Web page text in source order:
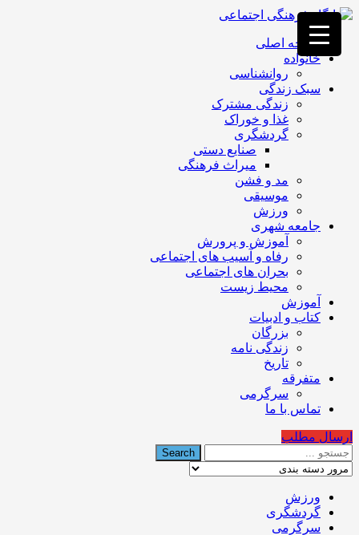
فصد
خون
غرب
تهران
خشکشویی
تصفیه
تهران
صفحه اصلی
خانواده
روانشناسی
سبک زندگی
زندگی مشترک
غذا و خوراک
گردشگری
صنایع دستی
میراث فرهنگی
مد و فشن
موسیقی
ورزش
جامعه شهری
آموزش و پرورش
رفاه و آسیب های اجتماعی
بحران های اجتماعی
محیط زیست
آموزش
کتاب و ادبیات
بزرگان
زندگی نامه
تاریخ
متفرقه
سرگرمی
تماس با ما
ارسال مطلب
ورزش
گردشگری
سرگرمی